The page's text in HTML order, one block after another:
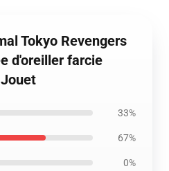
Tokyo Revengers
d'oreiller farcie
33%
67%
0%